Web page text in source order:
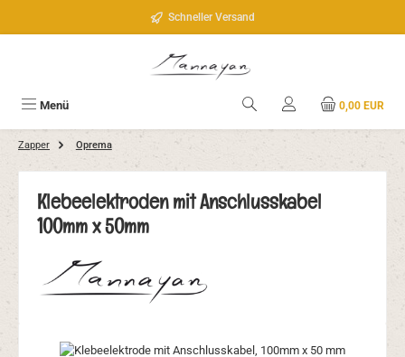
Schneller Versand
Menü 0,00 EUR
Zapper Oprema
Klebeelektroden mit Anschlusskabel
100mm x 50mm
Bildergalerie überspringen